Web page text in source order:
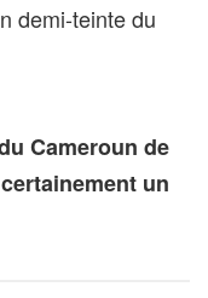
demi-teinte du
Cameroun de
un